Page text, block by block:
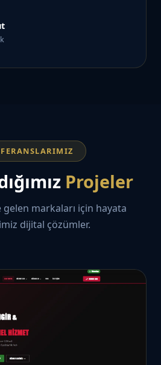
Projeler
markaları için hayata
dijital çözümler.